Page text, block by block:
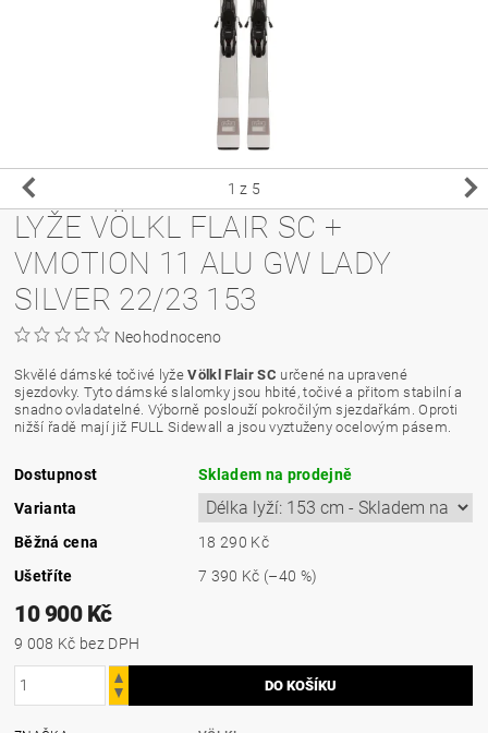
1 z 5
LYŽE VÖLKL FLAIR SC +
VMOTION 11 ALU GW LADY
SILVER 22/23 153
Neohodnoceno
Skvělé dámské točivé lyžeVölkl Flair SC určené na upravené
sjezdovky. Tyto dámské slalomky jsou hbité, točivé a přitom stabilní a
snadno ovladatelné. Výborně poslouží pokročilým sjezdařkám. Oproti
nižší řadě mají již FULL Sidewall a jsou vyztuženy ocelovým pásem.
Dostupnost
Skladem na prodejně
Varianta
Běžná cena
18 290 Kč
Ušetříte
7 390 Kč (–40 %)
10 900 Kč
9 008 Kč bez DPH